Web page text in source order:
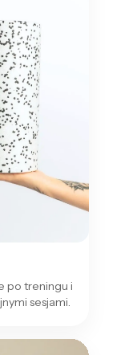
po treningu i
sesjami.